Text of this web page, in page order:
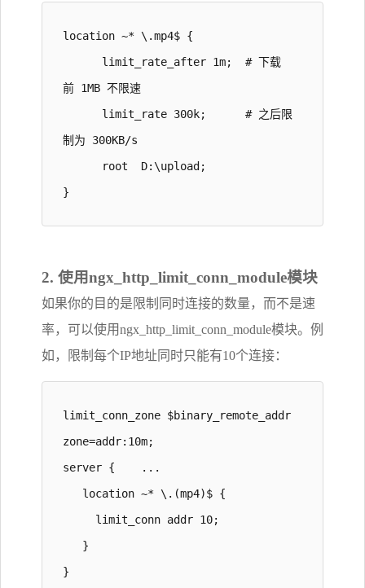
location ~* \.mp4$ {
limit_rate_after 1m;  # 下载
前 1MB 不限速
limit_rate 300k;      # 之后限
制为 300KB/s
root  D:\upload;
}
2. 使用ngx_http_limit_conn_module模块
如果你的目的是限制同时连接的数量，而不是速
率，可以使用ngx_http_limit_conn_module模块。例
如，限制每个IP地址同时只能有10个连接：
limit_conn_zone $binary_remote_addr
zone=addr:10m;
server {    ...
location ~* \.(mp4)$ {
limit_conn addr 10;
}
}